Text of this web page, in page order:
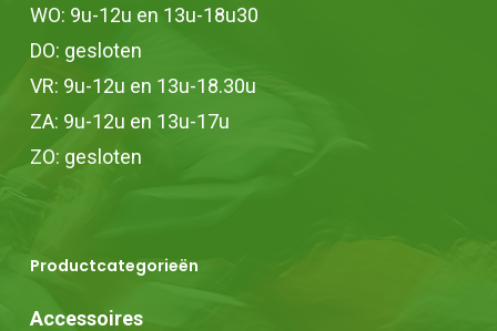
WO: 9u-12u en 13u-18u30
DO: gesloten
VR: 9u-12u en 13u-18.30u
ZA: 9u-12u en 13u-17u
ZO: gesloten
Productcategorieën
Accessoires